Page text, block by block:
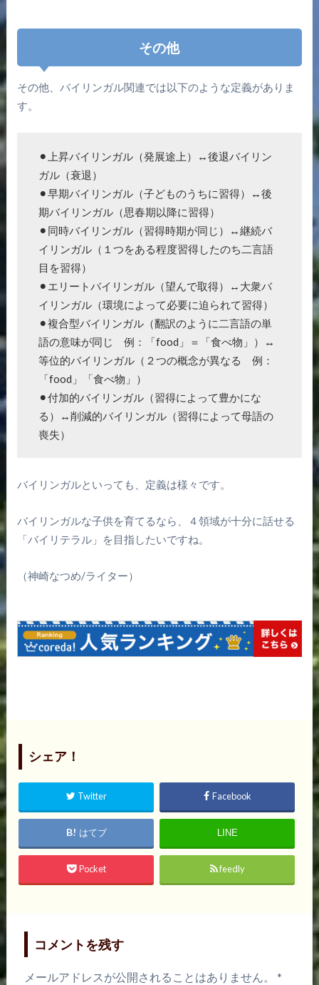
その他
その他、バイリンガル関連では以下のような定義がありま
す。
⚫︎上昇バイリンガル（発展途上）↔︎後退バイリン
ガル（衰退）
⚫︎早期バイリンガル（子どものうちに習得）↔︎後
期バイリンガル（思春期以降に習得）
⚫︎同時バイリンガル（習得時期が同じ）↔︎継続バ
イリンガル（１つをある程度習得したのち二言語
目を習得）
⚫︎エリートバイリンガル（望んで取得）↔︎大衆バ
イリンガル（環境によって必要に迫られて習得）
⚫︎複合型バイリンガル（翻訳のように二言語の単
語の意味が同じ 例：「food」＝「食べ物」）↔︎
等位的バイリンガル（２つの概念が異なる 例：
「food」「食べ物」）
⚫︎付加的バイリンガル（習得によって豊かにな
る）↔︎削減的バイリンガル（習得によって母語の
喪失）
バイリンガルといっても、定義は様々です。
バイリンガルな子供を育てるなら、４領域が十分に話せる
「バイリテラル」を目指したいですね。
（神崎なつめ/ライター）
シェア！
Twitter Facebook
はてブ LINE
Pocket feedly
コメントを残す
メールアドレスが公開されることはありません。
*